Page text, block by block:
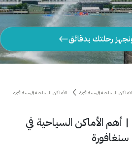
رحلتك بدقائق
السياحية في سنغافورة
الأماكن السياحية في سنغافوره
أهم الأماكن السياحية في
سنغافورة